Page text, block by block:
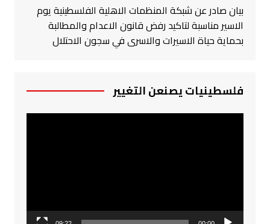
بيان صادر عن شبكة المنظمات الاهلية الفلسطينية يوم
الاسير مناسبة لتاكيد رفض قانون الاعدام والمطالبة
بحماية حياة الاسيرات والاسرى في سجون الاحتلال
فلسطينيات يصنعن التغيير